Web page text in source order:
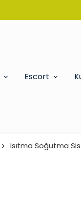
Escort
Isıtma Soğutma